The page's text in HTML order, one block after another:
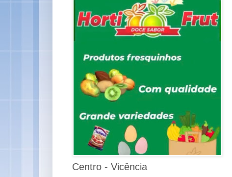
Centro - Vicência